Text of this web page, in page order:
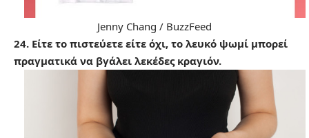
Jenny Chang / BuzzFeed
24. Είτε το πιστεύετε είτε όχι, το λευκό ψωμί μπορεί
πραγματικά να βγάλει λεκέδες κραγιόν.